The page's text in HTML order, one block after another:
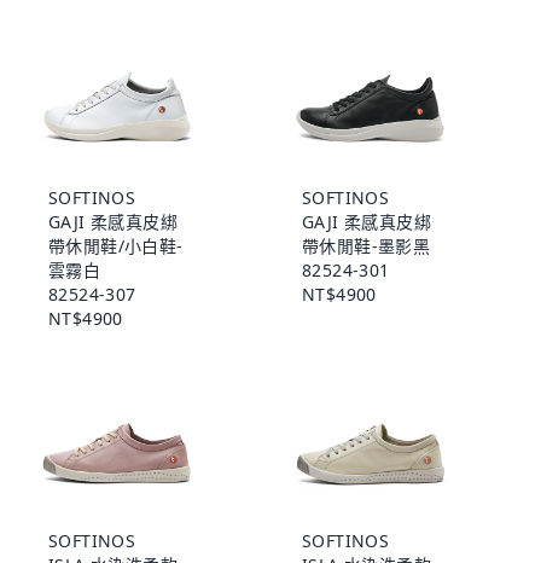
SOFTINOS
GAJI 柔感真皮綁
帶休閒鞋/小白鞋-
雲霧白
82524-307
NT$4900
SOFTINOS
GAJI 柔感真皮綁
帶休閒鞋-墨影黑
82524-301
NT$4900
SOFTINOS
SOFTINOS